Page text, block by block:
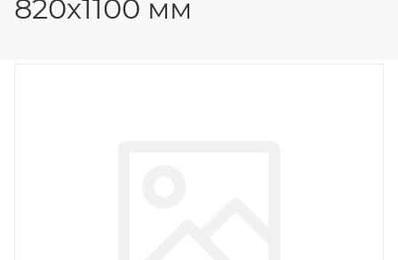
820х1100 мм